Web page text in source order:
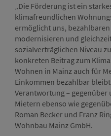
„Die Förderung ist ein
klimafreundlichen
ermöglicht uns,
modernisieren und
sozialverträglichen Niveau
konkreten Beitrag zum
Wohnen in Mainz auch für
Einkommen bezahlbar
Verantwortung –
Mietern ebenso wie
Roman Becker und Franz
Wohnbau Mainz GmbH.